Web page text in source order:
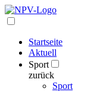
Startseite
Aktuell
Sport
zurück
Sport